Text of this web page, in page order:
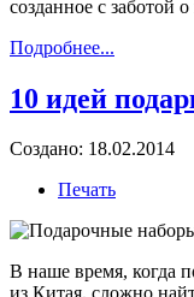
созданное с заботой
Подробнее...
10 идей
Создано: 18.02.2014
Печать
В наше время, когда